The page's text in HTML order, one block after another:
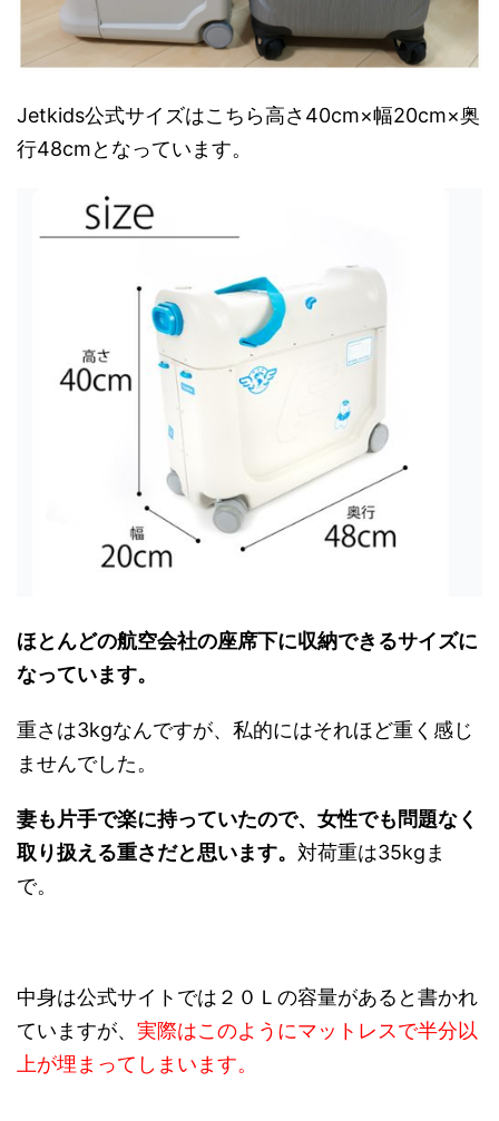
Jetkids公式サイズはこちら高さ40cm×幅20cm×奥
行48cmとなっています。
ほとんどの航空会社の座席下に収納できるサイズに
なっています。
重さは3kgなんですが、私的にはそれほど重く感じ
ませんでした。
妻も片手で楽に持っていたので、女性でも問題なく
取り扱える重さだと思います。 対荷重は35kgま
で。
中身は公式サイトでは２０Ｌの容量があると書かれ
ていますが、 実際はこのようにマットレスで半分以
上が埋まってしまいます。